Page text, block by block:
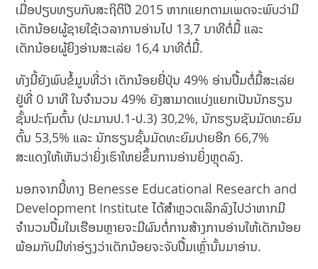
ເມື່ອປຽບທຽບກັບສະຖິຕິປີ 2015 ຫາກແຍກຕາມເພດຈະພົບວ່າມີ
ເດັກນ້ອຍຜູ້ຊາຍໃຊ້ເວລາການອ່ານໄປ 13,7 ນາທີຕໍ່ມື້ ແລະ
ເດັກນ້ອຍຜູ້ຍິງອ່ານສະເລ່ຍ 16,4 ນາທີຕໍ່ມື້.
ທັງນີ້ຍັງພົບຂໍ້ມູນທີ່ວ່າ ເດັກນ້ອຍຍີ່ປຸ່ນ 49% ອ່ານປຶ້ມຕໍ່ມື້ສະເລ່ຍ
ຢູ່ທີ່ 0 ນາທີ ໃນຈຳນວນ 49% ຍັງສາມາດແບ່ງແຍກເປັນນັກຮຽນ
ຊັ້ນປະຖົມຕົ້ນ (ປະມານປ.1-ປ.3) 30,2%, ນັກຮຽນຊັນມັດທະຍົມ
ຕົ້ນ 53,5% ແລະ ນັກຮຽນຊັ້ນມັດທະຍົມປາຍອີກ 66,7%
ສະແດງໃຫ້ເຫັນວ່າຍິ່ງເຮົາໃຫຍ່ຂຶ້ນການອ່ານຍິ່ງຫຼຸດລົງ.
ນອກຈາກນີ້ທາງ Benesse Educational Research and
Development Institute ໄດ້ສຳຫຼວດເລິກລົງໄປວ່າຫາກມີ
ຈຳນວນປຶ້ມໃນເຮືອນຫຼາຍຈະມີຜົນຕໍ່ການສ້າງການອ່ານໃຫ້ເດັກນ້ອຍ
ພ້ອມກັບມີທ່າອ່ຽງວ່າເດັກນ້ອຍຈະຈັບປຶ້ມເຫຼົ່ານັ້ນມາອ່ານ.